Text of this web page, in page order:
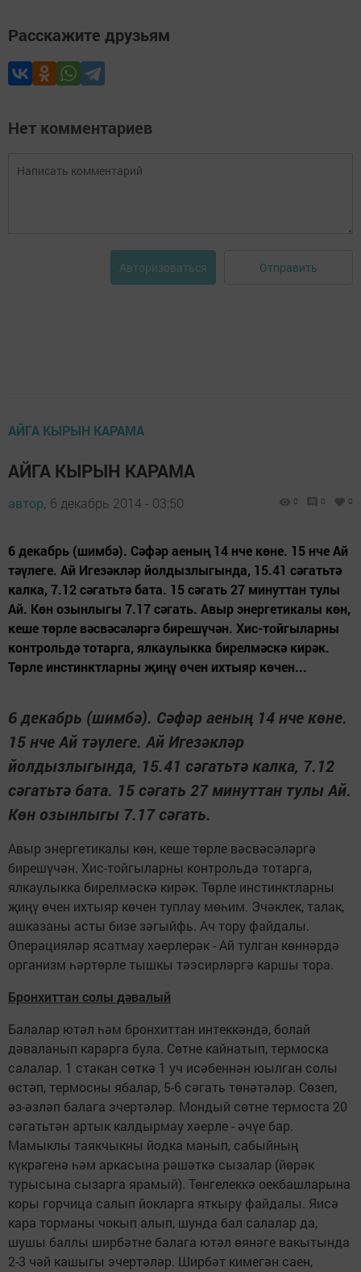
Расскажите друзьям
Нет комментариев
Авторизоваться Отправить
АЙГА КЫРЫН КАРАМА
АЙГА КЫРЫН КАРАМА
автор, 6 декабрь 2014 - 03:50 0 0 0
6 декабрь (шимбә). Сәфәр аеның 14 нче көне. 15 нче Ай
тәүлеге. Ай Игезәкләр йолдызлыгында, 15.41 сәгатьтә
калка, 7.12 сәгатьтә бата. 15 сәгать 27 минуттан тулы
Ай. Көн озынлыгы 7.17 сәгать. Авыр энергетикалы көн,
кеше төрле вәсвәсәләргә бирешүчән. Хис-тойгыларны
контрольдә тотарга, ялкаулыкка бирелмәскә кирәк.
Төрле инстинктларны җиңү өчен ихтыяр көчен...
6 декабрь (шимбә). Сәфәр аеның 14 нче көне.
15 нче Ай тәүлеге. Ай Игезәкләр
йолдызлыгында, 15.41 сәгатьтә калка, 7.12
сәгатьтә бата. 15 сәгать 27 минуттан тулы Ай.
Көн озынлыгы 7.17 сәгать.
Авыр энергетикалы көн, кеше төрле вәсвәсәләргә
бирешүчән. Хис-тойгыларны контрольдә тотарга,
ялкаулыкка бирелмәскә кирәк. Төрле инстинктларны
җиңү өчен ихтыяр көчен туплау мөһим. Эчәклек, талак,
ашказаны асты бизе зәгыйфь. Ач тору файдалы.
Операцияләр ясатмау хәерлерәк - Ай тулган көннәрдә
организм һәртөрле тышкы тәэсирләргә каршы тора.
Бронхиттан солы дәвалый
Балалар ютәл һәм бронхиттан интеккәндә, болай
дәваланып карарга була. Сөтне кайнатып, термоска
салалар. 1 стакан сөткә 1 уч исәбеннән юылган солы
өстәп, термосны ябалар, 5-6 сәгать төнәтәләр. Сөзеп,
әз-әзләп балага эчертәләр. Мондый сөтне термоста 20
сәгатьтән артык калдырмау хәерле - әчүе бар.
Мамыклы таякчыкны йодка манып, сабыйның
күкрәгенә һәм аркасына рәшәткә сызалар (йөрәк
турысына сызарга ярамый). Төнгелеккә оекбашларына
коры горчица салып йокларга яткыру файдалы. Яисә
кара торманы чокып алып, шунда бал салалар да,
шушы баллы ширбәтне балага ютәл өянәге вакытында
2-3 чәй кашыгы эчертәләр. Ширбәт кимегән саен,